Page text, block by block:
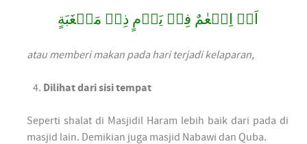
اَوۡ اِطۡعٰمٌ فِىۡ يَوۡمٍ ذِىۡ مَسۡغَبَةٍ
atau memberi makan pada hari terjadi kelaparan,
Dilihat dari sisi tempat
Seperti shalat di Masjidil Haram lebih baik dari pada di
masjid lain. Demikian juga masjid Nabawi dan Quba.